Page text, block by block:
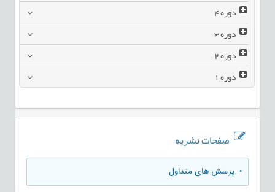
دوره4
دوره3
دوره2
دوره1
صفحات نشریه
• پرسش های متداول